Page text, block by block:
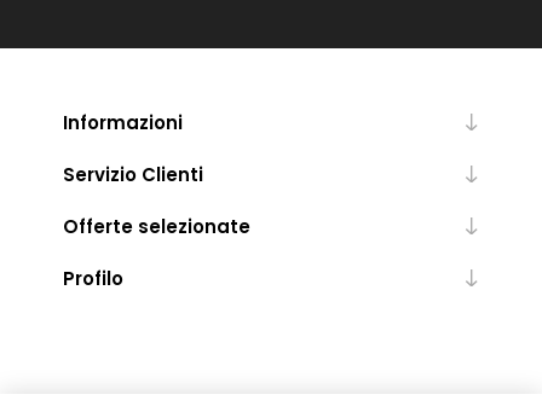
Informazioni
Servizio Clienti
Offerte selezionate
Profilo